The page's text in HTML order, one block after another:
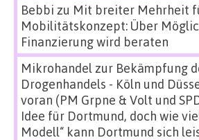
Bebbi zu Mit breiter Mehrheit
Mobilitätskonzept: Über
Finanzierung wird beraten
Mikrohandel zur Bekämpfung
Drogenhandels - Köln und
voran (PM Grpne & Volt und
Idee für Dortmund, doch wie
Modell“ kann Dortmund sich